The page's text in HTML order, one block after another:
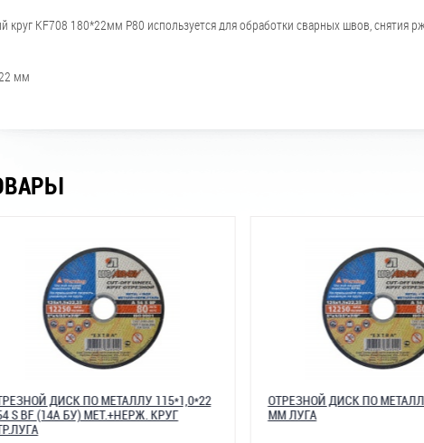
KF708 180*22мм P80 используется для обработки сварных швов, снятия
мм
115*1,0*22
КРУГ
ОТРЕЗНОЙ ДИСК ПО МЕТАЛЛУ 150*3*22
ММ ЛУГА